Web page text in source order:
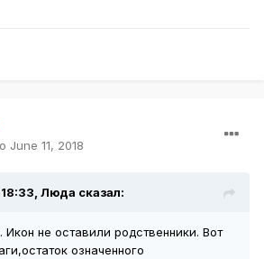
June 11, 2018
Люда сказал:
не оставили родственники. Вот
означенного